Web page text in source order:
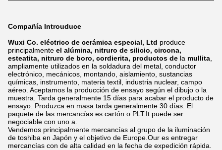
Compañía Introuduce
Wuxi Co. eléctrico de cerámica especial, Ltd produce
principalmente el alúmina, nitruro de silicio, circona,
esteatita, nitruro de boro, cordierita, productos de la mullita
ampliamente utilizados en la soldadura del metal, conductor
electrónico, mecánicos, montando, aislamiento, sustancias
químicas, instrumento, materia textil, industria nuclear, campo
aéreo. Aceptamos la producción de ensayo según el dibujo o la
muestra. Tarda generalmente 15 días para acabar el producto de
ensayo. Produzca en masa tarda generalmente 30 días. El
paquete de las mercancías es cartón o PLT.It puede ser
negociable con uno a.
Vendemos principalmente mercancías al grupo de la iluminación
de toshiba en Japón y el objetivo de Europe.Our es entregar
mercancías con de alta calidad en la fecha de expedición rápida.